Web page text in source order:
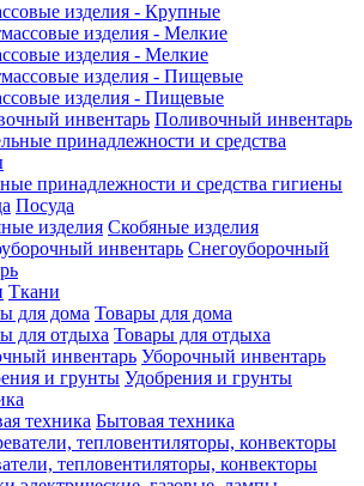
изделия - Крупные
изделия - Мелкие
изделия - Пищевые
Поливочный инвентарь
принадлежности и средства гигиены
Посуда
Скобяные изделия
Снегоуборочный
Ткани
Товары для дома
Товары для отдыха
Уборочный инвентарь
Удобрения и грунты
Бытовая техника
тепловентиляторы, конвекторы